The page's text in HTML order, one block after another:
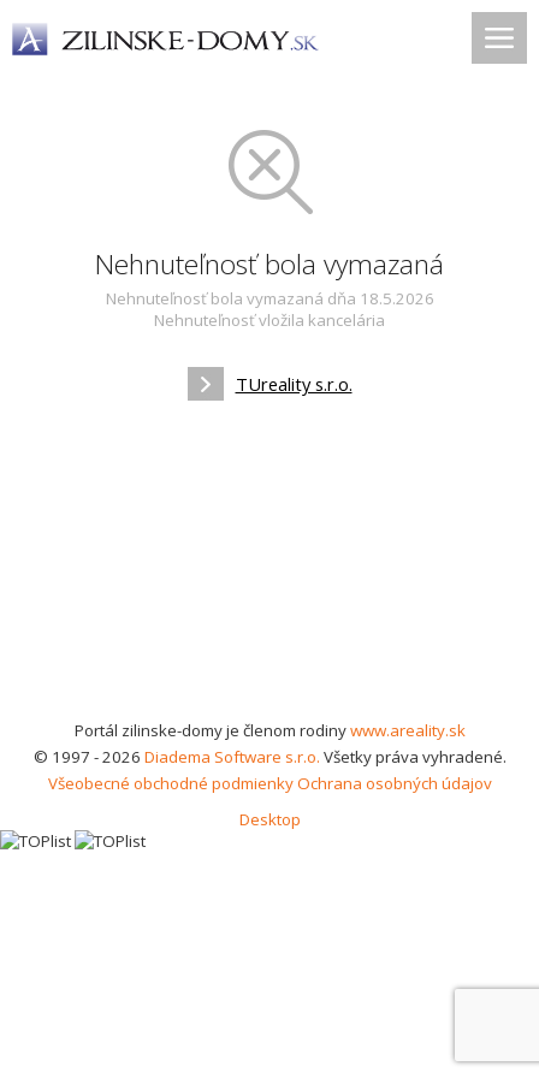
Nehnuteľnosť bola vymazaná
Nehnuteľnosť bola vymazaná dňa 18.5.2026
Nehnuteľnosť vložila kancelária
TUreality s.r.o.
Portál zilinske-domy je členom rodinywww.areality.sk
© 1997 - 2026 Diadema Software s.r.o. Všetky práva vyhradené.
Všeobecné obchodné podmienkyOchrana osobných údajov
Desktop